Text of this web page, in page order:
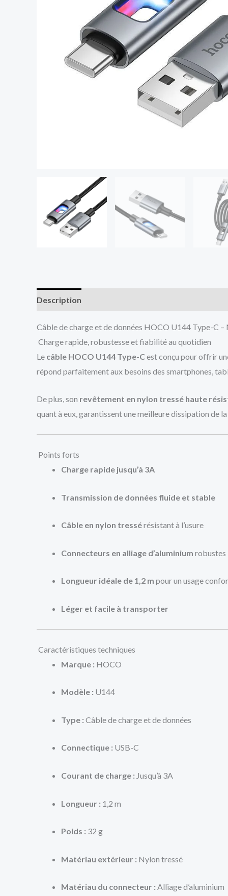
Description
Câble de charge et de données HOCO U144 Type-C –
Charge rapide, robustesse et fiabilité au quotidien
Le câble HOCO U144 Type-Cest conçu pour offrir
répond parfaitement aux besoins des smartphones,
De plus, son revêtement en nylon tressé haute
quant à eux, garantissent une meilleure dissipation de
Points forts
Charge rapide jusqu’à 3A
Transmission de données fluide et stable
Câble en nylon tressérésistant à l’usure
Connecteurs en alliage d’aluminium robustes
Longueur idéale de 1,2 m pour un usage
Léger et facile à transporter
Caractéristiques techniques
Marque : HOCO
Modèle : U144
Type : Câble de charge et de données
Connectique : USB-C
Courant de charge : Jusqu’à 3A
Longueur : 1,2 m
Poids : 32 g
Matériau extérieur : Nylon tressé
Matériau du connecteur : Alliage d’aluminium